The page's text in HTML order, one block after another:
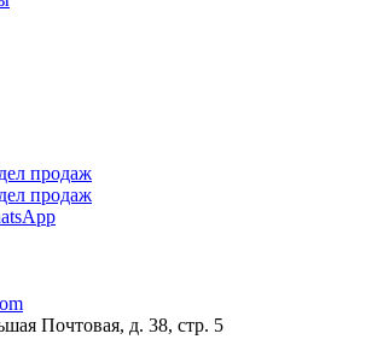
продаж
продаж
Почтовая, д. 38, стр. 5